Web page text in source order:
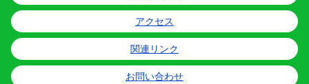
アクセス
関連リンク
お問い合わせ